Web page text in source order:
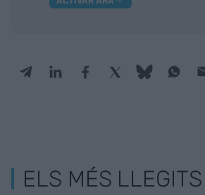
ELS MÉS LLEGITS